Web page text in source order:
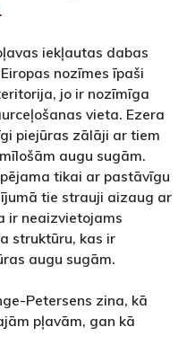
.
iekļautas dabas
nozīmes īpaši
jo ir nozīmīga
vieta. Ezera
piejūras zālāji ar tiem
augu sugām.
tikai ar pastāvīgu
tie strauji aizaug ar
ir neaizvietojams
struktūru, kas ir
augu sugām.
Petersens zina, kā
pļavām, gan kā